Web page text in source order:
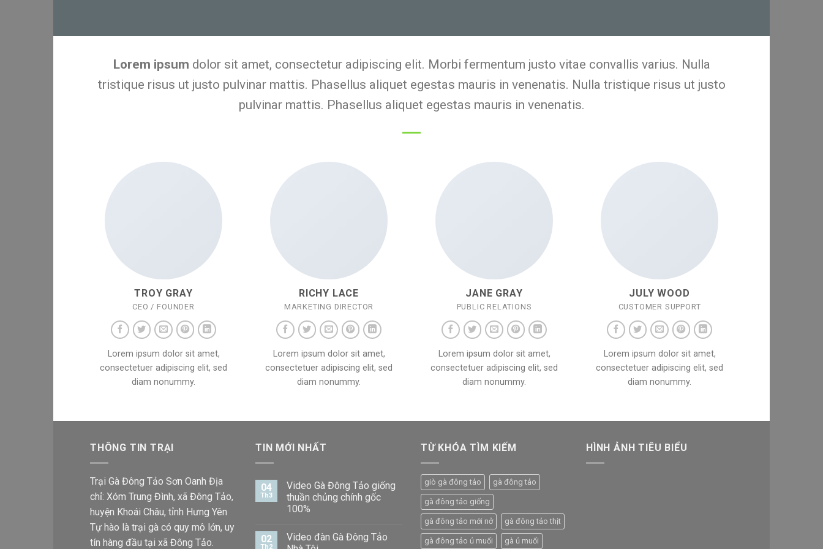
Lorem ipsum dolor sit amet, consectetur adipiscing elit. Morbi fermentum justo vitae convallis varius. Nulla
tristique risus ut justo pulvinar mattis. Phasellus aliquet egestas mauris in venenatis. Nulla tristique risus ut justo
pulvinar mattis. Phasellus aliquet egestas mauris in venenatis.
TROY GRAY
CEO / FOUNDER
Lorem ipsum dolor sit amet,
consectetuer adipiscing elit, sed
diam nonummy.
RICHY LACE
MARKETING DIRECTOR
Lorem ipsum dolor sit amet,
consectetuer adipiscing elit, sed
diam nonummy.
JANE GRAY
PUBLIC RELATIONS
Lorem ipsum dolor sit amet,
consectetuer adipiscing elit, sed
diam nonummy.
JULY WOOD
CUSTOMER SUPPORT
Lorem ipsum dolor sit amet,
consectetuer adipiscing elit, sed
diam nonummy.
THÔNG TIN TRẠI
Trại Gà Đông Tảo Sơn Oanh Địa
chỉ: Xóm Trung Đình, xã Đông Tảo,
huyện Khoái Châu, tỉnh Hưng Yên
Tự hào là trại gà có quy mô lớn, uy
tín hàng đầu tại xã Đông Tảo.
TIN MỚI NHẤT
04
Th3
Video Gà Đông Tảo giống
thuần chủng chính gốc
100%
02
Th2
Video đàn Gà Đông Tảo
TỪ KHÓA TÌM KIẾM
giò gà đông tảo gà đông tảo
gà đông tảo giống
gà đông tảo mới nở gà đông tảo thịt
gà đông tảo ủ muối gà ủ muối
HÌNH ẢNH TIÊU BIỂU